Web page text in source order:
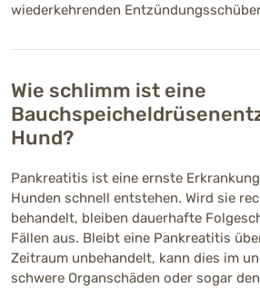
wiederkehrenden
Wie schlimm ist eine
Hund?
Pankreatitis ist eine ernste
Hunden schnell entstehen. Wird sie
behandelt, bleiben dauerhafte
Fällen aus. Bleibt eine Pankreatitis
Zeitraum unbehandelt, kann dies im
schwere Organschäden oder sogar